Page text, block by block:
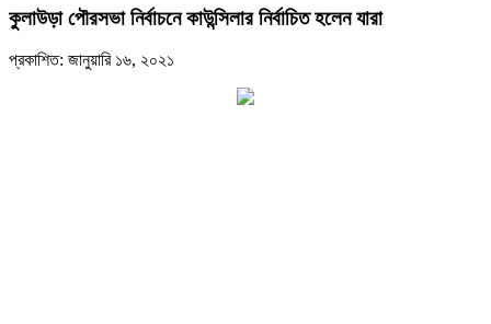
কুলাউড়া পৌরসভা নির্বাচনে কাউন্সিলার নির্বাচিত হলেন যারা
প্রকাশিত: জানুয়ারি ১৬, ২০২১